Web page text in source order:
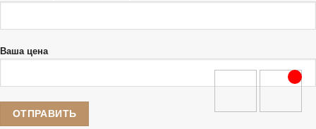
Ваша цена